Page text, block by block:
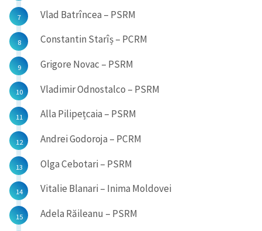
Vlad Batrîncea – PSRM
Constantin Starîș – PCRM
Grigore Novac – PSRM
Vladimir Odnostalco – PSRM
Alla Pilipețcaia – PSRM
Andrei Godoroja – PCRM
Olga Cebotari – PSRM
Vitalie Blanari – Inima Moldovei
Adela Răileanu – PSRM